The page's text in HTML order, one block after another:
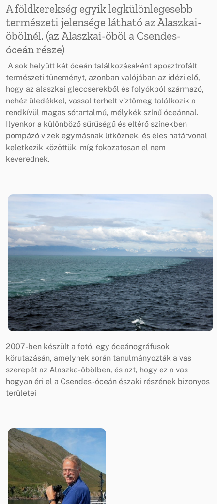
A földkerekség egyik legkülönlegesebb
természeti jelensége látható az Alaszkai-
öbölnél. (az Alaszkai-öböl a Csendes-
óceán része)
A sok helyütt két óceán találkozásaként aposztrofált
természeti tüneményt, azonban valójában az idézi elő,
hogy az alaszkai gleccserekből és folyókból származó,
nehéz üledékkel, vassal terhelt víztömeg találkozik a
rendkívül magas sótartalmú, mélykék színű óceánnal.
Ilyenkor a különböző sűrűségű és eltérő színekben
pompázó vizek egymásnak ütköznek, és éles határvonal
keletkezik közöttük, míg fokozatosan el nem
keverednek.
2007-ben készült a fotó, egy óceánográfusok
körutazásán, amelynek során tanulmányozták a vas
szerepét az Alaszka-öbölben, és azt, hogy ez a vas
hogyan éri el a Csendes-óceán északi részének bizonyos
területei